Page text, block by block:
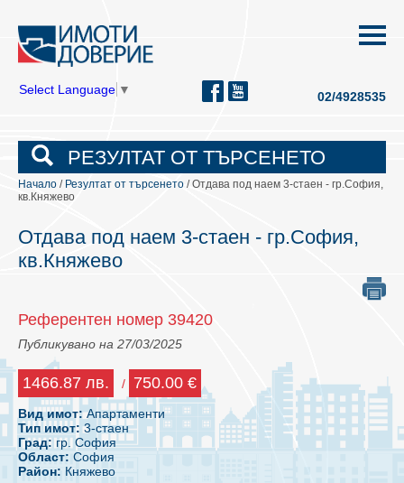
02/4928535
Select Language ▼
РЕЗУЛТАТ ОТ ТЪРСЕНЕТО
Начало / Резултат от търсенето / Отдава под наем 3-стаен - гр.София,
кв.Княжево
Отдава под наем 3-стаен - гр.София,
кв.Княжево
Референтен номер 39420
Публикувано на 27/03/2025
1466.87 лв. / 750.00 €
Вид имот:Апартаменти
Тип имот: 3-стаен
Град:гр. София
Област: София
Район: Княжево